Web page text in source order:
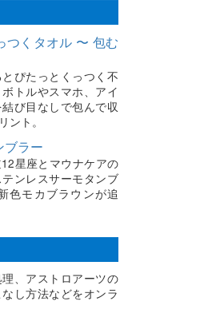
つくタオル 〜 包む
ぴたっとくっつく不
トルやスマホ、アイ
び目なしで包んで収
ント。
ブラー
星座とマウナケアの
ンレスサーモタンブ
色モカブラウンが追
、アストロアーツの
し方法などをオンラ